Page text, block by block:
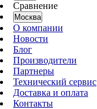
Сравнение
Москва
О компании
Новости
Блог
Производители
Партнеры
Технический сервис
Доставка и оплата
Контакты